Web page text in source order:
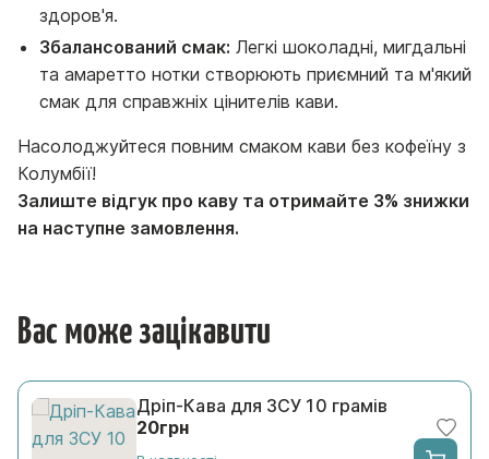
здоров'я.
Збалансований смак: Легкі шоколадні, мигдальні
та амаретто нотки створюють приємний та м'який
смак для справжніх цінителів кави.
Насолоджуйтеся повним смаком кави без кофеїну з
Колумбії!
Залиште відгук про каву та отримайте 3% знижки
на наступне замовлення.
Вас може зацікавити
Дріп-Кава для ЗСУ 10 грамів
20грн